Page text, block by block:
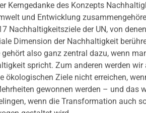
Kerngedanke des Konzepts
und Entwicklung
Nachhaltigkeitsziele der UN, von
Dimension der Nachhaltigkeit
also ganz zentral dazu, wenn
spricht. Zum anderen werden wir
ökologischen Ziele nicht erreichen,
gewonnen werden – und das
wenn die Transformation auch